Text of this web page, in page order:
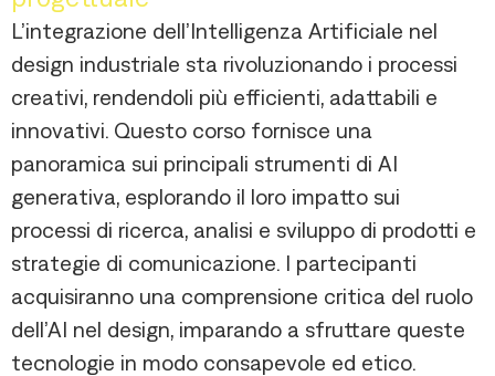
L’integrazione dell’Intelligenza Artificiale nel
design industriale sta rivoluzionando i processi
creativi, rendendoli più efficienti, adattabili e
innovativi. Questo corso fornisce una
panoramica sui principali strumenti di AI
generativa, esplorando il loro impatto sui
processi di ricerca, analisi e sviluppo di prodotti e
strategie di comunicazione. I partecipanti
acquisiranno una comprensione critica del ruolo
dell’AI nel design, imparando a sfruttare queste
tecnologie in modo consapevole ed etico.